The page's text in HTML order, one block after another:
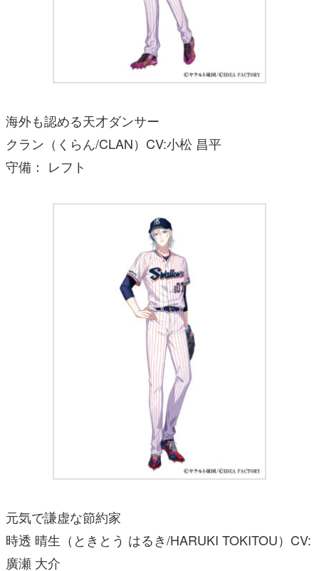
海外も認める天才ダンサー
クラン（くらん/CLAN）CV:小松 昌平
守備： レフト
元気で謙虚な節約家
時透 晴生（ときとう はるき/HARUKI TOKITOU）CV:
廣瀬 大介